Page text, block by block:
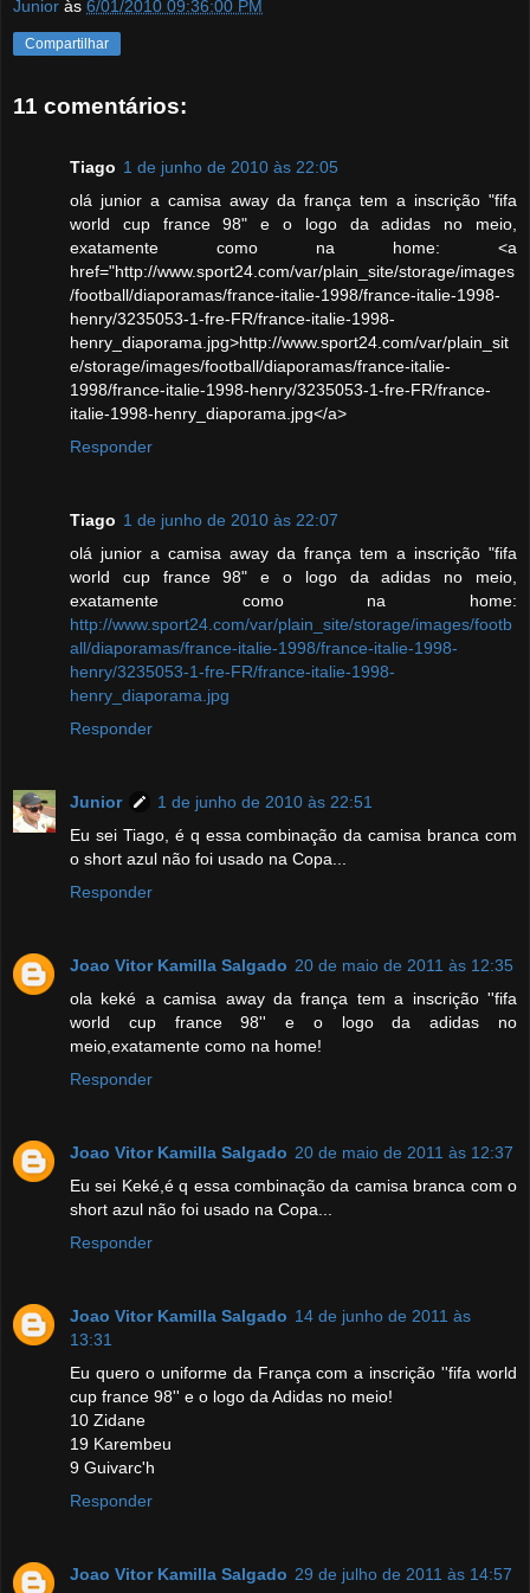
Junior às 6/01/2010 09:36:00 PM
Compartilhar
11 comentários:
Tiago 1 de junho de 2010 às 22:05
olá junior a camisa away da frança tem a inscrição "fifa
world cup france 98" e o logo da adidas no meio,
exatamente como na home: <a
href="http://www.sport24.com/var/plain_site/storage/images
/football/diaporamas/france-italie-1998/france-italie-1998-
henry/3235053-1-fre-FR/france-italie-1998-
henry_diaporama.jpg>http://www.sport24.com/var/plain_sit
e/storage/images/football/diaporamas/france-italie-
1998/france-italie-1998-henry/3235053-1-fre-FR/france-
italie-1998-henry_diaporama.jpg</a>
Responder
Tiago 1 de junho de 2010 às 22:07
olá junior a camisa away da frança tem a inscrição "fifa
world cup france 98" e o logo da adidas no meio,
exatamente como na home:
http://www.sport24.com/var/plain_site/storage/images/footb
all/diaporamas/france-italie-1998/france-italie-1998-
henry/3235053-1-fre-FR/france-italie-1998-
henry_diaporama.jpg
Responder
Junior
1 de junho de 2010 às 22:51
Eu sei Tiago, é q essa combinação da camisa branca com
o short azul não foi usado na Copa...
Responder
Joao Vitor Kamilla Salgado 20 de maio de 2011 às 12:35
ola keké a camisa away da frança tem a inscrição ''fifa
world cup france 98'' e o logo da adidas no
meio,exatamente como na home!
Responder
Joao Vitor Kamilla Salgado 20 de maio de 2011 às 12:37
Eu sei Keké,é q essa combinação da camisa branca com o
short azul não foi usado na Copa...
Responder
Joao Vitor Kamilla Salgado 14 de junho de 2011 às
13:31
Eu quero o uniforme da França com a inscrição ''fifa world
cup france 98'' e o logo da Adidas no meio!
10 Zidane
19 Karembeu
9 Guivarc'h
Responder
Joao Vitor Kamilla Salgado 29 de julho de 2011 às 14:57